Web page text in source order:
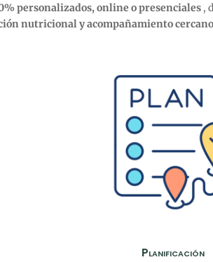
personalizados, online o presenciales ,
nutricional y acompañamiento cercano
Planificación